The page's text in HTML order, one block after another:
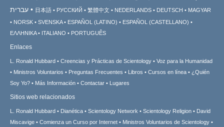
עברית 日本語 РУССКИЙ 繁體中文 NEDERLANDS DEUTSCH
MAGYAR
NORSK
SVENSKA ESPAÑOL (LATINO)
ESPAÑOL (CASTELLANO)
ΕΛΛΗΝΙΚA
ITALIANO PORTUGUÊS
Enlaces
L. Ronald Hubbard Creencias y Prácticas de Scientology
Voz para la Humanidad
Ministros Voluntarios
Preguntas Frecuentes Libros Cursos en línea
¿Quién
Soy Yo?
Más Información Contactar Lugares
Sitios web relacionados
L. Ronald Hubbard Dianética Scientology Network Scientology Religion
David
Miscavige
Comienza un Curso por Internet Ministros Voluntarios de Scientology